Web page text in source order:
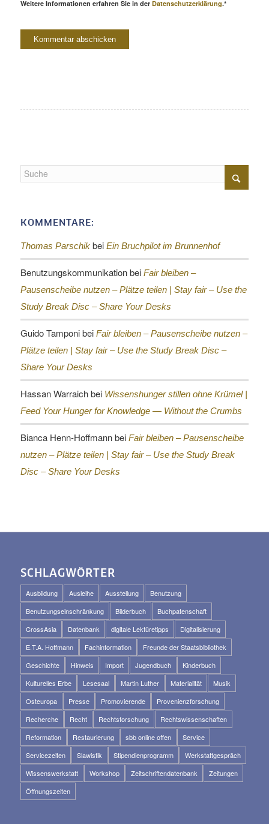
Weitere Informationen erfahren Sie in der Datenschutzerklärung.*
KOMMENTARE:
Thomas Parschikbei Ein Bruchpilot im Brunnenhof
Benutzungskommunikationbei Fair bleiben –
Pausenscheibe nutzen – Plätze teilen | Stay fair – Use the
Study Break Disc – Share Your Desks
Guido Tamponibei Fair bleiben – Pausenscheibe nutzen –
Plätze teilen | Stay fair – Use the Study Break Disc –
Share Your Desks
Hassan Warraichbei Wissenshunger stillen ohne Krümel |
Feed Your Hunger for Knowledge — Without the Crumbs
Bianca Henn-Hoffmannbei Fair bleiben – Pausenscheibe
nutzen – Plätze teilen | Stay fair – Use the Study Break
Disc – Share Your Desks
SCHLAGWÖRTER
Ausbildung Ausleihe Ausstellung
Benutzung
Benutzungseinschränkung
Bilderbuch
Buchpatenschaft
CrossAsia
Datenbank digitale Lektüretipps
Digitalisierung
E.T.A. Hoffmann
Fachinformation
Freunde der Staatsbibliothek
Geschichte
Hinweis Import Jugendbuch
Kinderbuch
Kulturelles Erbe
Lesesaal Martin Luther Materialität
Musik
Osteuropa
Presse Promovierende
Provenienzforschung
Recherche
Recht Rechtsforschung
Rechtswissenschaften
Reformation
Restaurierung sbb online offen
Service
Servicezeiten
Slawistik Stipendienprogramm
Werkstattgespräch
Wissenswerkstatt
Workshop Zeitschriftendatenbank
Zeitungen
Öffnungszeiten